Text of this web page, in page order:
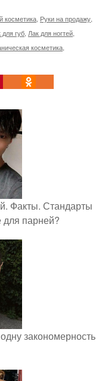
косметика Руки на продажу
для губ Лак для ногтей
косметика
Факты. Стандарты
парней?
закономерность